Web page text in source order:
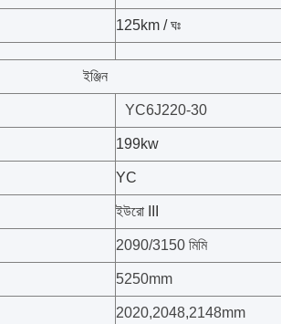
125km / ঘঃ
ইঞ্জিন
YC6J220-30
199kw
YC
ইউরো III
2090/3150 মিমি
5250mm
2020,2048,2148mm